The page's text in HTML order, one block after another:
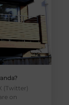
(Twitter)
on